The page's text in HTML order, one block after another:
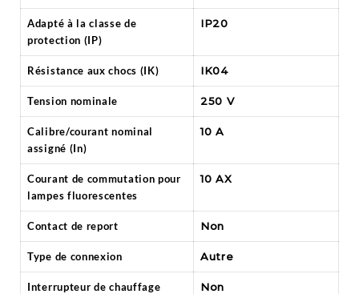
Adapté à la classe de
protection (IP)
IP20
Résistance aux chocs (IK) IK04
Tension nominale 250 V
Calibre/courant nominal
assigné (In)
10 A
Courant de commutation pour
lampes fluorescentes
10 AX
Contact de report Non
Type de connexion Autre
Interrupteur de chauffage Non